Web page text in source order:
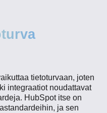
tietoturvaan, joten
integraatiot noudattavat
HubSpot itse on
ja sen